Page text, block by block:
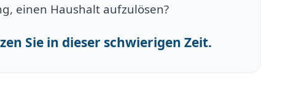
einen Haushalt aufzulösen?
Sie in dieser schwierigen Zeit.